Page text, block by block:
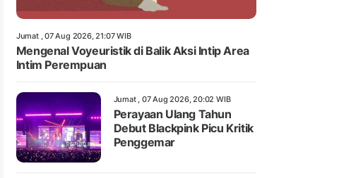
Jumat , 07 Aug 2026, 21:07 WIB
Mengenal Voyeuristik di Balik Aksi Intip Area
Intim Perempuan
Jumat , 07 Aug 2026, 20:02 WIB
Perayaan Ulang Tahun
Debut Blackpink Picu Kritik
Penggemar